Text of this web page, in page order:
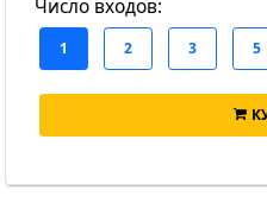
Число входов: